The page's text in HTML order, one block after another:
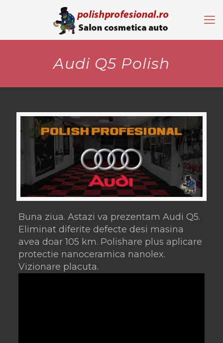
Audi Q5 Polish
Buna ziua. Astazi va prezentam Audi Q5.
Eliminat diferite defecte desi masina
avea doar 105 km. Polishare plus aplicare
protectie nanoceramica nanolex.
Vizionare placuta.